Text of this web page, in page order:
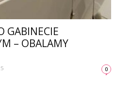
GABINECIE
– OBALAMY
0